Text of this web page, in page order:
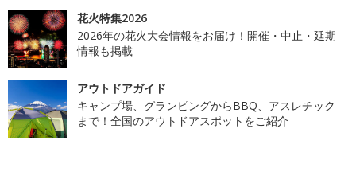
花火特集2026
2026年の花火大会情報をお届け！開催・中止・延期
情報も掲載
アウトドアガイド
キャンプ場、グランピングからBBQ、アスレチック
まで！全国のアウトドアスポットをご紹介